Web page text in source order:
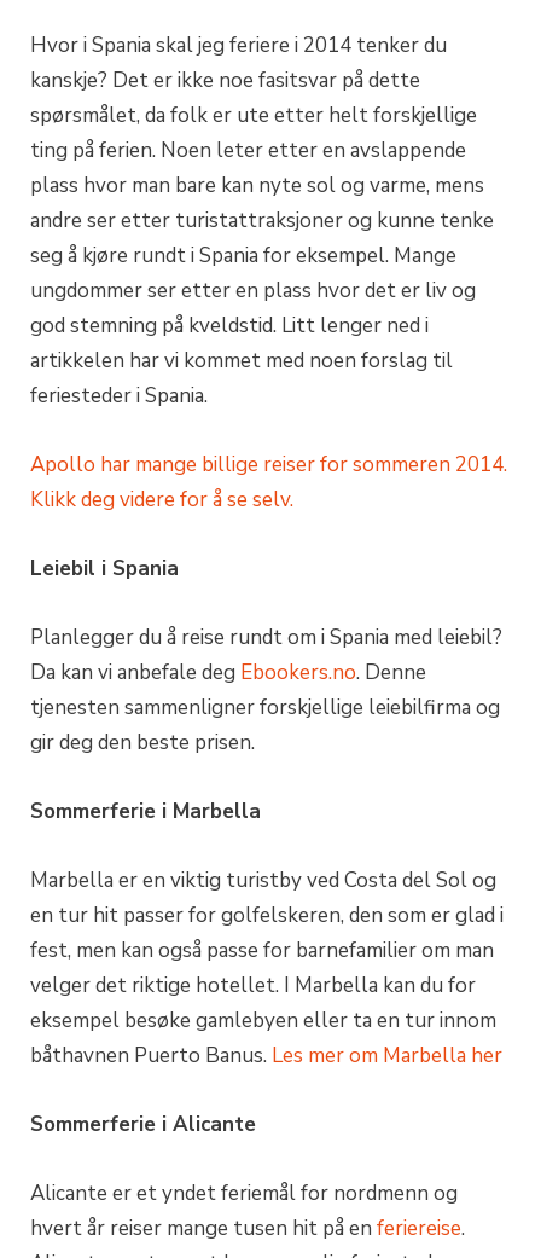
Hvor i Spania skal jeg feriere i 2014 tenker du
kanskje? Det er ikke noe fasitsvar på dette
spørsmålet, da folk er ute etter helt forskjellige
ting på ferien. Noen leter etter en avslappende
plass hvor man bare kan nyte sol og varme, mens
andre ser etter turistattraksjoner og kunne tenke
seg å kjøre rundt i Spania for eksempel. Mange
ungdommer ser etter en plass hvor det er liv og
god stemning på kveldstid. Litt lenger ned i
artikkelen har vi kommet med noen forslag til
feriesteder i Spania.
Apollo har mange billige reiser for sommeren 2014.
Klikk deg videre for å se selv.
Leiebil i Spania
Planlegger du å reise rundt om i Spania med leiebil?
Da kan vi anbefale deg Ebookers.no. Denne
tjenesten sammenligner forskjellige leiebilfirma og
gir deg den beste prisen.
Sommerferie i Marbella
Marbella er en viktig turistby ved Costa del Sol og
en tur hit passer for golfelskeren, den som er glad i
fest, men kan også passe for barnefamilier om man
velger det riktige hotellet. I Marbella kan du for
eksempel besøke gamlebyen eller ta en tur innom
båthavnen Puerto Banus. Les mer om Marbella her
Sommerferie i Alicante
Alicante er et yndet feriemål for nordmenn og
hvert år reiser mange tusen hit på en feriereise.